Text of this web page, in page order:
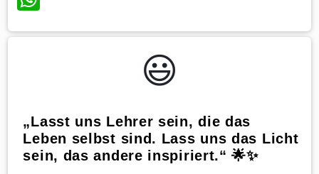
😃️
„Lasst uns Lehrer sein, die das
Leben selbst sind. Lass uns das Licht
sein, das andere inspiriert.“ 🌟✨